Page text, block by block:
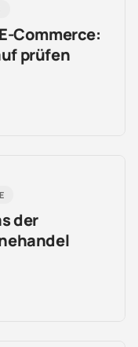
Commerce:
prüfen
der